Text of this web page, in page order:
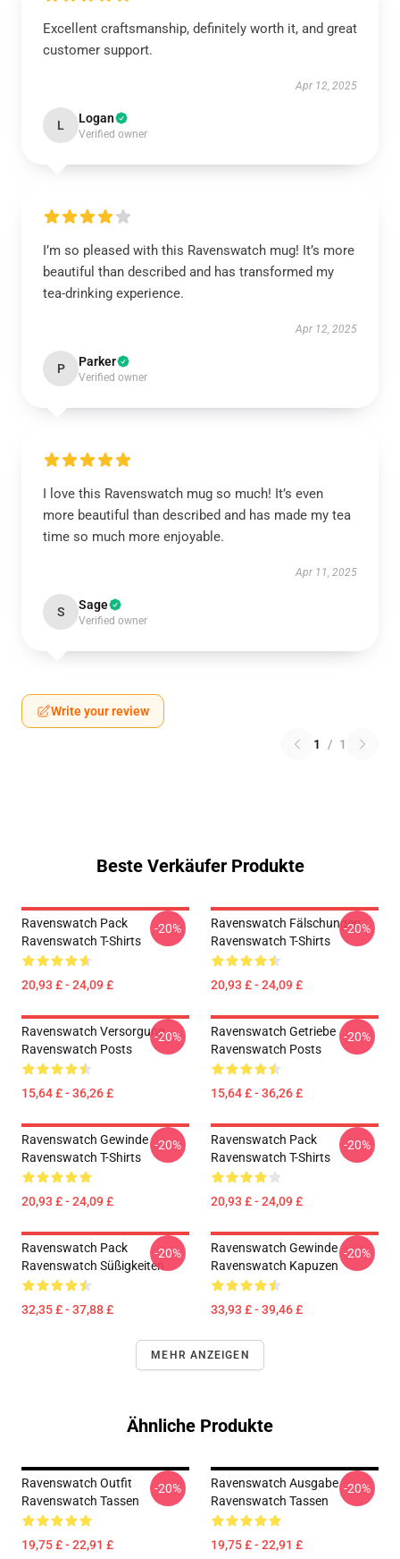
Excellent craftsmanship, definitely worth it, and great
customer support.
Apr 12, 2025
L Logan
Verified owner
I’m so pleased with this Ravenswatch mug! It’s more
beautiful than described and has transformed my
tea-drinking experience.
Apr 12, 2025
P Parker
Verified owner
I love this Ravenswatch mug so much! It’s even
more beautiful than described and has made my tea
time so much more enjoyable.
Apr 11, 2025
S Sage
Verified owner
Write your review
1 / 1
Beste Verkäufer Produkte
Ravenswatch Pack
Ravenswatch T-Shirts
20,93 £ - 24,09 £
-20%
Ravenswatch Fälschungen
Ravenswatch T-Shirts
20,93 £ - 24,09 £
-20%
Ravenswatch Versorgung
Ravenswatch Posts
15,64 £ - 36,26 £
-20%
Ravenswatch Getriebe
Ravenswatch Posts
15,64 £ - 36,26 £
-20%
Ravenswatch Gewinde
Ravenswatch T-Shirts
20,93 £ - 24,09 £
-20%
Ravenswatch Pack
Ravenswatch T-Shirts
20,93 £ - 24,09 £
-20%
Ravenswatch Pack
Ravenswatch Süßigkeiten
32,35 £ - 37,88 £
-20%
Ravenswatch Gewinde
Ravenswatch Kapuzen
33,93 £ - 39,46 £
-20%
MEHR ANZEIGEN
Ähnliche Produkte
Ravenswatch Outfit
Ravenswatch Tassen
19,75 £ - 22,91 £
-20%
Ravenswatch Ausgabe
Ravenswatch Tassen
19,75 £ - 22,91 £
-20%